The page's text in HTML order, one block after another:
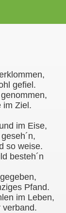
gefiel.
im Ziel.
im Eise,
so weise.
besteh´n
Pfand.
im Leben,
verband.